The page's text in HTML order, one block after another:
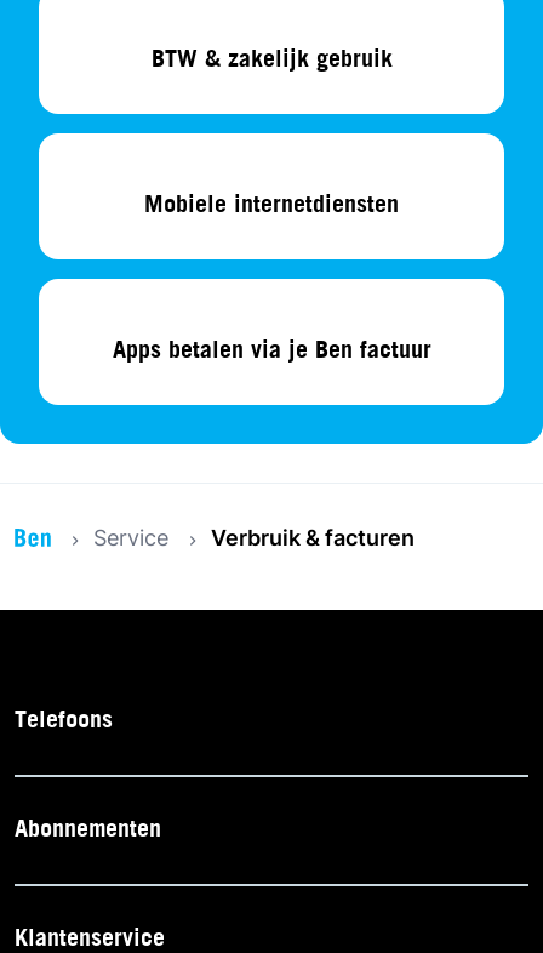
BTW & zakelijk gebruik
Mobiele internetdiensten
Apps betalen via je Ben factuur
Service Verbruik & facturen
Telefoons
Abonnementen
Klantenservice